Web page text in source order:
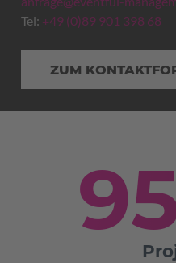
Tel: +49 (0)89 901 398 68
ZUM